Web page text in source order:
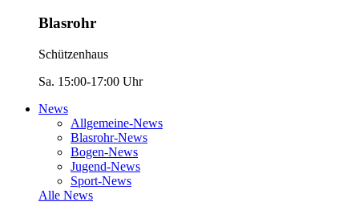
Blasrohr
Schützenhaus
Sa. 15:00-17:00 Uhr
News
Allgemeine-News
Blasrohr-News
Bogen-News
Jugend-News
Sport-News
Alle News